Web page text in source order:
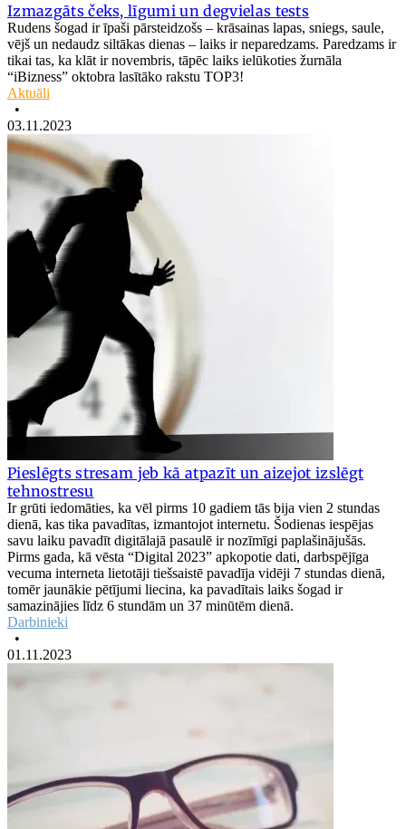
Izmazgāts čeks, līgumi un degvielas tests
Rudens šogad ir īpaši pārsteidzošs – krāsainas lapas, sniegs, saule,
vējš un nedaudz siltākas dienas – laiks ir neparedzams. Paredzams ir
tikai tas, ka klāt ir novembris, tāpēc laiks ielūkoties žurnāla
“iBizness” oktobra lasītāko rakstu TOP3!
Aktuāli
•
03.11.2023
Pieslēgts stresam jeb kā atpazīt un aizejot izslēgt
tehnostresu
Ir grūti iedomāties, ka vēl pirms 10 gadiem tās bija vien 2 stundas
dienā, kas tika pavadītas, izmantojot internetu. Šodienas iespējas
savu laiku pavadīt digitālajā pasaulē ir nozīmīgi paplašinājušās.
Pirms gada, kā vēsta “Digital 2023” apkopotie dati, darbspējīga
vecuma interneta lietotāji tiešsaistē pavadīja vidēji 7 stundas dienā,
tomēr jaunākie pētījumi liecina, ka pavadītais laiks šogad ir
samazinājies līdz 6 stundām un 37 minūtēm dienā.
Darbinieki
•
01.11.2023